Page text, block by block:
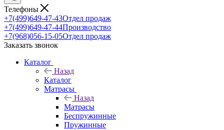
Телефоны
+7(499)649-47-43Отдел продаж
+7(499)649-47-44Производство
+7(968)056-15-05Отдел продаж
Заказать звонок
Каталог
Назад
Каталог
Матрасы
Назад
Матрасы
Беспружинные
Пружинные